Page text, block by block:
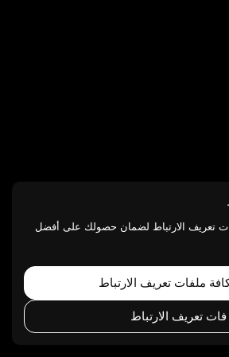
تعريف الارتباط لضمان حصولك على أفضل
ملفات تعريف الارتباط
فات تعريف الارتباط